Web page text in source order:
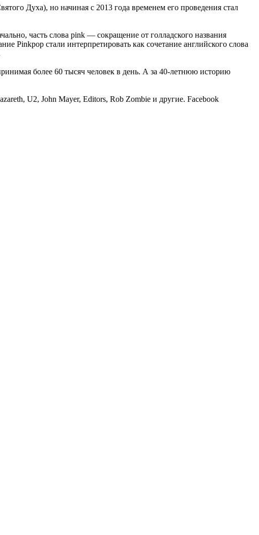
Духа), но начиная с 2013 года временем его проведения стал
часть слова pink — сокращение от голладского названия
Pinkpop стали интерпретировать как сочетание английского слова
более 60 тысяч человек в день. А за 40-летнюю историю
U2, John Mayer, Editors, Rob Zombie и другие. Facebook